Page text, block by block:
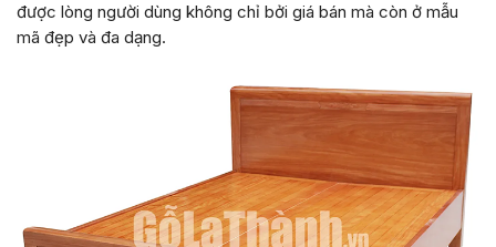
được lòng người dùng không chỉ bởi giá bán mà còn ở mẫu
mã đẹp và đa dạng.